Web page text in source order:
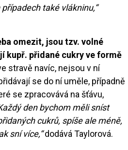
také vlákninu,“
omezit, jsou tzv. volné
kupř. přidané cukry ve formě
stravě navíc, nejsou v ní
se do ní uměle, případně
se zpracovává na šťávu,
den bychom měli sníst
cukrů, spíše ale méně,
sní více,“dodává Taylorová.